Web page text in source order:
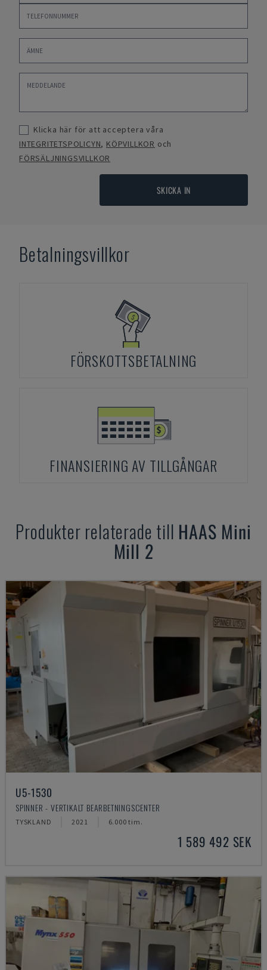
Klicka här för att acceptera våra
INTEGRITETSPOLICYN, KÖPVILLKOR och
FÖRSÄLJNINGSVILLKOR
SKICKA IN
Betalningsvillkor
FÖRSKOTTSBETALNING
FINANSIERING AV TILLGÅNGAR
Produkter relaterade till HAAS Mini
Mill 2
U5-1530
SPINNER - VERTIKALT BEARBETNINGSCENTER
TYSKLAND 2021 6.000 tim.
1 589 492 SEK